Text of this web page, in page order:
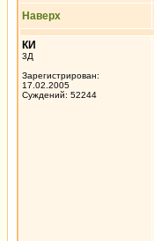
Наверх
КИ
3Д
Зарегистрирован:
17.02.2005
Суждений: 52244